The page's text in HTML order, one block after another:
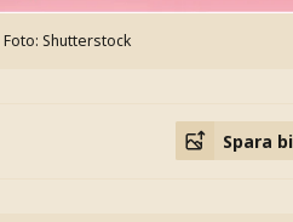
Foto: Shutterstock
Spara